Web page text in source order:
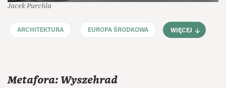
Jacek Purchla
ARCHITEKTURA EUROPA ŚRODKOWA WIĘCEJ
Metafora: Wyszehrad